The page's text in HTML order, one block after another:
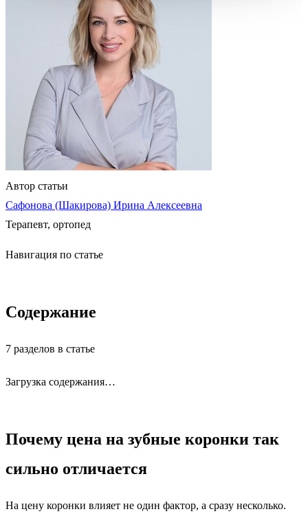
Автор статьи
Сафонова (Шакирова) Ирина Алексеевна
Терапевт, ортопед
Навигация по статье
Содержание
7 разделов в статье
Загрузка содержания…
Почему цена на зубные коронки так
сильно отличается
На цену коронки влияет не один фактор, а сразу несколько.